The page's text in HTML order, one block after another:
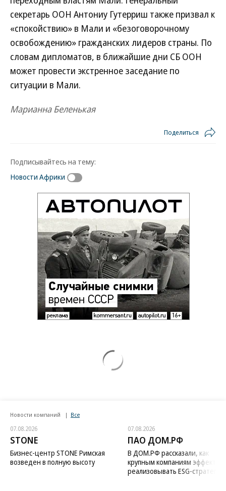
секретарь ООН Антониу Гутерриш также призвал к
«спокойствию» в Мали и «безоговорочному
освобождению» гражданских лидеров страны. По
словам дипломатов, в ближайшие дни СБ ООН
может провести экстренное заседание по
ситуации в Мали.
Марианна Беленькая
Поделиться
Подписывайтесь на тему:
Новости Африки
Новости компаний Все
07.08.2026
STONE
Бизнес-центр STONE Римская
возведен в полную высоту
07.08.2026
ПАО ДОМ.РФ
В ДОМ.РФ рассказали, как
крупным компаниям
реализовывать ESG-стратегию